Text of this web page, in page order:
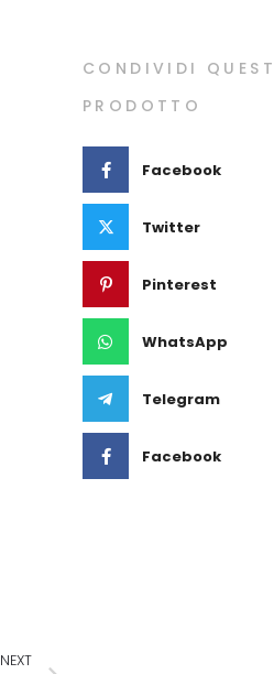
NEXT
CONDIVIDI
PRODOTTO
Facebook
Twitter
Pinterest
WhatsApp
Telegram
Facebook